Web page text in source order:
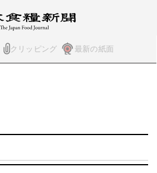
クリッピング 最新の紙面